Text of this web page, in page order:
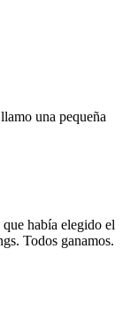
una pequeña
había elegido el
Todos ganamos.